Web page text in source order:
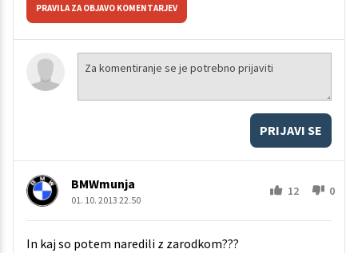
PRAVILA ZA OBJAVO KOMENTARJEV
PRIJAVI SE
BMWmunja
01. 10. 2013 22.50
12 0
In kaj so potem naredili z zarodkom???